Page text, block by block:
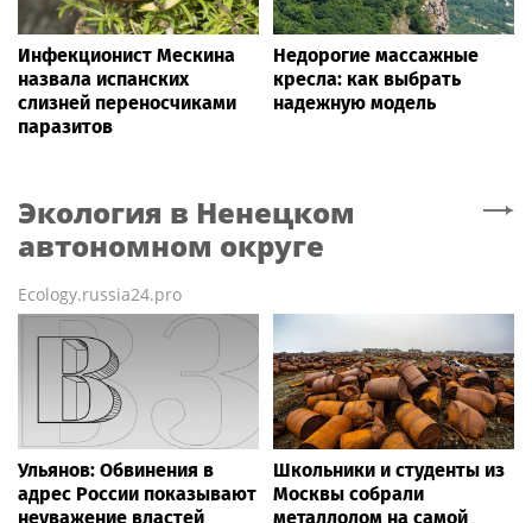
Инфекционист Мескина
назвала испанских
слизней переносчиками
паразитов
Недорогие массажные
кресла: как выбрать
надежную модель
Экология в Ненецком
автономном округе
Ecology.russia24.pro
Ульянов: Обвинения в
адрес России показывают
неуважение властей
Школьники и студенты из
Москвы собрали
металлолом на самой